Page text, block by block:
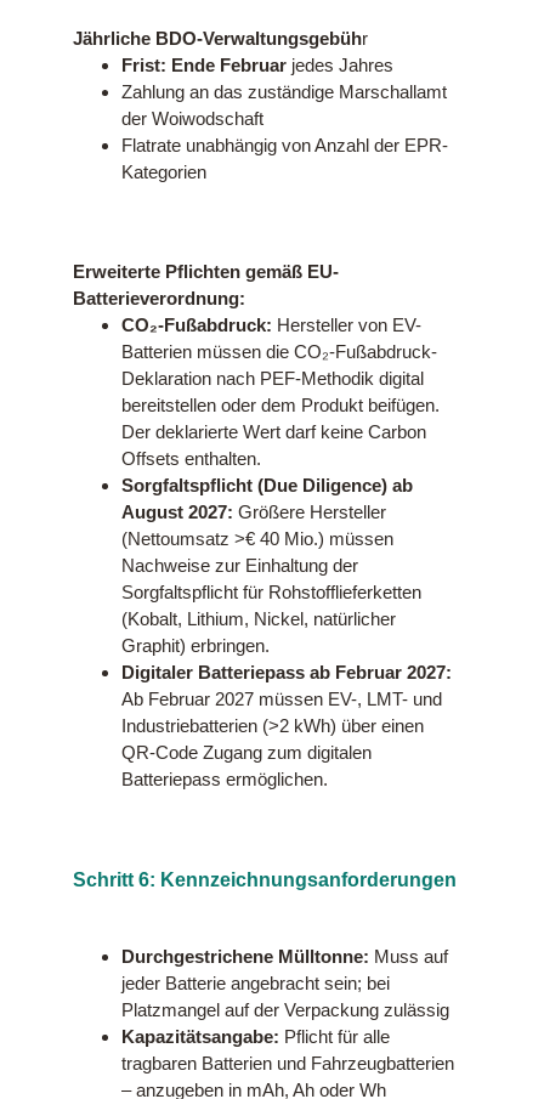
Jährliche BDO-Verwaltungsgebühr
Frist: Ende Februarjedes Jahres
Zahlung an das zuständige Marschallamt
der Woiwodschaft
Flatrate unabhängig von Anzahl der EPR-
Kategorien
Erweiterte Pflichten gemäß EU-
Batterieverordnung:
CO₂-Fußabdruck: Hersteller von EV-
Batterien müssen die CO₂-Fußabdruck-
Deklaration nach PEF-Methodik digital
bereitstellen oder dem Produkt beifügen.
Der deklarierte Wert darf keine Carbon
Offsets enthalten.
Sorgfaltspflicht (Due Diligence) ab
August 2027: Größere Hersteller
(Nettoumsatz >€ 40 Mio.) müssen
Nachweise zur Einhaltung der
Sorgfaltspflicht für Rohstofflieferketten
(Kobalt, Lithium, Nickel, natürlicher
Graphit) erbringen.
Digitaler Batteriepass ab Februar 2027:
Ab Februar 2027 müssen EV-, LMT- und
Industriebatterien (>2 kWh) über einen
QR-Code Zugang zum digitalen
Batteriepass ermöglichen.
Schritt 6: Kennzeichnungsanforderungen
Durchgestrichene Mülltonne: Muss auf
jeder Batterie angebracht sein; bei
Platzmangel auf der Verpackung zulässig
Kapazitätsangabe: Pflicht für alle
tragbaren Batterien und Fahrzeugbatterien
– anzugeben in mAh, Ah oder Wh